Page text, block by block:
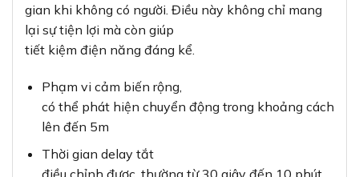
gian khi không có người. Điều này không chỉ mang
lại sự tiện lợi mà còn giúp
tiết kiệm điện năng đáng kể.
Phạm vi cảm biến rộng,
có thể phát hiện chuyển động trong khoảng cách
lên đến 5m
Thời gian delay tắt